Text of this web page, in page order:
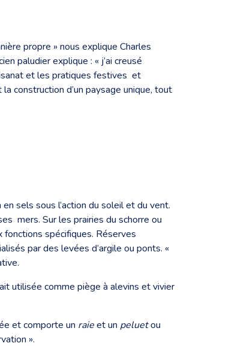
propre » nous explique Charles
paludier explique : « j’ai creusé
et les pratiques festives et
construction d’un paysage unique, tout
sels sous l’action du soleil et du vent.
mers. Sur les prairies du schorre ou
spécifiques. Réserves
par des levées d’argile ou ponts. «
utilisée comme piège à alevins et vivier
et comporte un raieet un peluetou
».